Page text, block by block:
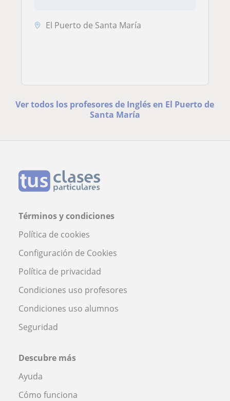
El Puerto de Santa María
Ver todos los profesores de Inglés en El Puerto de
Santa María
Términos y condiciones
Política de cookies
Configuración de Cookies
Política de privacidad
Condiciones uso profesores
Condiciones uso alumnos
Seguridad
Descubre más
Ayuda
Cómo funciona